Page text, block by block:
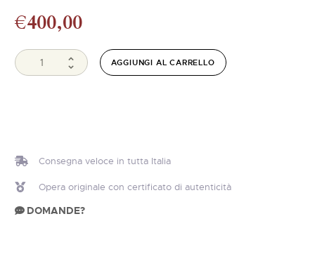
€400,00
AGGIUNGI AL CARRELLO
Consegna veloce in tutta Italia
Opera originale con certificato di autenticità
DOMANDE?